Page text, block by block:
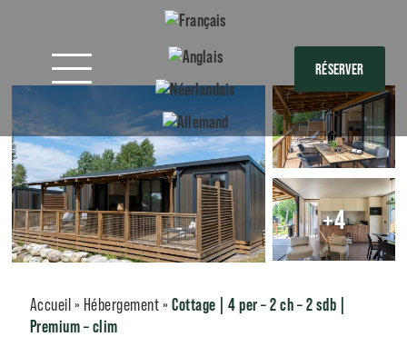
RÉSERVER
+4
Accueil» Hébergement»Cottage | 4 per – 2 ch – 2 sdb |
Premium – clim